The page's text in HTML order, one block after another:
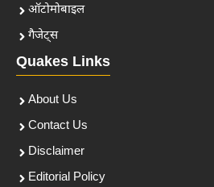
ऑटोमोबाइल
गैजेट्स
Quakes Links
About Us
Contact Us
Disclaimer
Editorial Policy